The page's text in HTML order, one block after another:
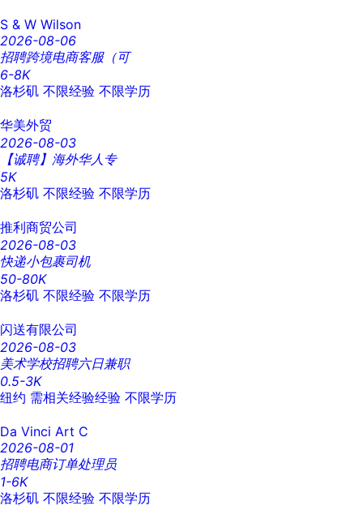
S & W Wilson
2026-08-06
招聘跨境电商客服（可
6-8K
洛杉矶 不限经验 不限学历
华美外贸
2026-08-03
【诚聘】海外华人专
5K
洛杉矶 不限经验 不限学历
推利商贸公司
2026-08-03
快递小包裹司机
50-80K
洛杉矶 不限经验 不限学历
闪送有限公司
2026-08-03
美术学校招聘六日兼职
0.5-3K
纽约 需相关经验经验 不限学历
Da Vinci Art C
2026-08-01
招聘电商订单处理员
1-6K
洛杉矶 不限经验 不限学历